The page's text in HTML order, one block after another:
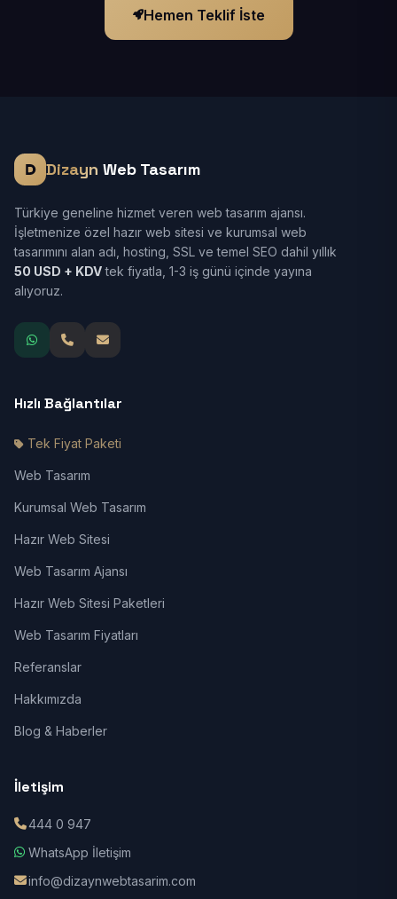
Hemen Teklif İste
Dizayn Web Tasarım
Türkiye geneline hizmet veren web tasarım ajansı.
İşletmenize özel hazır web sitesi ve kurumsal web
tasarımını alan adı, hosting, SSL ve temel SEO dahil yıllık
50 USD + KDVtek fiyatla, 1-3 iş günü içinde yayına
alıyoruz.
Hızlı Bağlantılar
Tek Fiyat Paketi
Web Tasarım
Kurumsal Web Tasarım
Hazır Web Sitesi
Web Tasarım Ajansı
Hazır Web Sitesi Paketleri
Web Tasarım Fiyatları
Referanslar
Hakkımızda
Blog & Haberler
İletişim
444 0 947
WhatsApp İletişim
info@dizaynwebtasarim.com